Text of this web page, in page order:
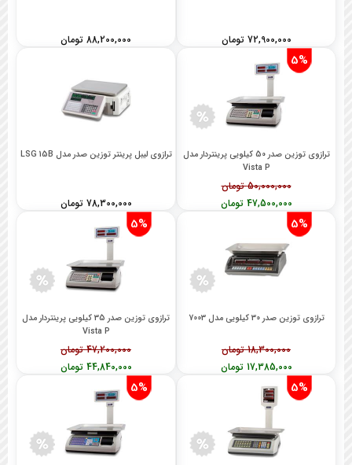
72,900,000 تومان 88,200,000 تومان
5%
ترازوی توزین صدر 50 کیلویی پرینتردار مدل
Vista P
50,000,000 تومان
47,500,000 تومان
ترازوی لیبل پرینتر توزین صدر مدل LSG 15B
78,300,000 تومان
5%
ترازوی توزین صدر 30 کیلویی مدل 7003
18,300,000 تومان
17,385,000 تومان
5%
ترازوی توزین صدر 35 کیلویی پرینتردار مدل
Vista P
47,200,000 تومان
44,840,000 تومان
5%
5%